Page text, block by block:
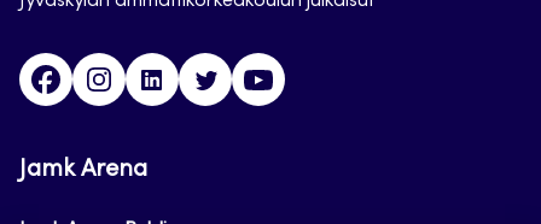
FacebookInstagramLinkedinTwitter
Jamk Arena